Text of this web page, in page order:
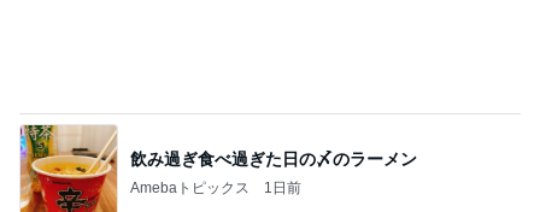
飲み過ぎ食べ過ぎた日の〆のラーメン
Amebaトピックス 1日前